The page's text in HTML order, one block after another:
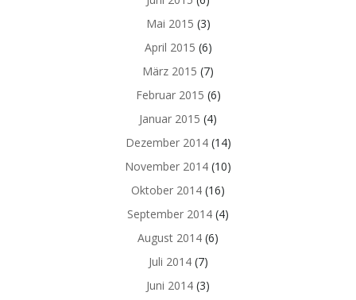
Mai 2015 (3)
April 2015 (6)
März 2015 (7)
Februar 2015 (6)
Januar 2015 (4)
Dezember 2014(14)
November 2014 (10)
Oktober 2014 (16)
September 2014 (4)
August 2014 (6)
Juli 2014(7)
Juni 2014 (3)